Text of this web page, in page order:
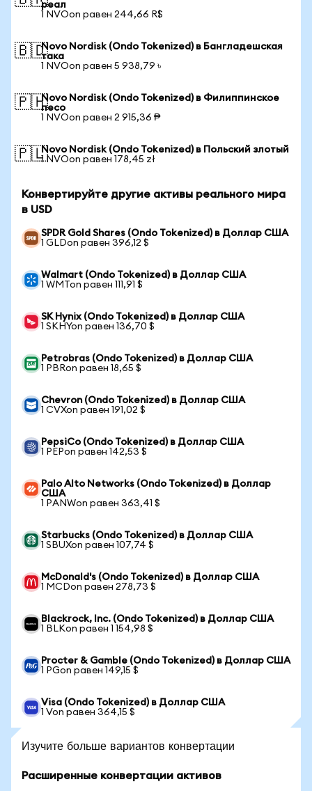
реал
1 NVOon равен 244,66 R$
🇧🇩Novo Nordisk (Ondo Tokenized) в Бангладешская
така
1 NVOon равен 5 938,79 ৳
🇵🇭Novo Nordisk (Ondo Tokenized) в Филиппинское
песо
1 NVOon равен 2 915,36 ₱
🇵🇱Novo Nordisk (Ondo Tokenized) в Польский злотый
1 NVOon равен 178,45 zł
Конвертируйте другие активы реального мира
в USD
SPDR Gold Shares (Ondo Tokenized) в Доллар США
1 GLDon равен 396,12 $
Walmart (Ondo Tokenized) в Доллар США
1 WMTon равен 111,91 $
SK Hynix (Ondo Tokenized) в Доллар США
1 SKHYon равен 136,70 $
Petrobras (Ondo Tokenized) в Доллар США
1 PBRon равен 18,65 $
Chevron (Ondo Tokenized) в Доллар США
1 CVXon равен 191,02 $
PepsiCo (Ondo Tokenized) в Доллар США
1 PEPon равен 142,53 $
Palo Alto Networks (Ondo Tokenized) в Доллар
США
1 PANWon равен 363,41 $
Starbucks (Ondo Tokenized) в Доллар США
1 SBUXon равен 107,74 $
McDonald's (Ondo Tokenized) в Доллар США
1 MCDon равен 278,73 $
Blackrock, Inc. (Ondo Tokenized) в Доллар США
1 BLKon равен 1 154,98 $
Procter & Gamble (Ondo Tokenized) в Доллар США
1 PGon равен 149,15 $
Visa (Ondo Tokenized) в Доллар США
1 Von равен 364,15 $
Изучите больше вариантов конвертации
Расширенные конвертации активов